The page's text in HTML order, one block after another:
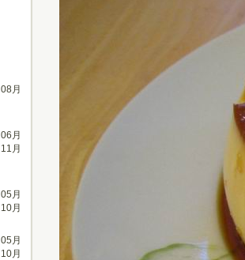
08月
06月
11月
05月
10月
05月
10月